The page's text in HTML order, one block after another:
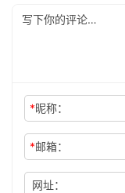
*昵称：
*邮箱：
网址：